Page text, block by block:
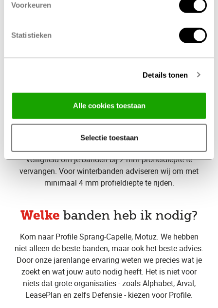
Voorkeuren
Statistieken
Details tonen
Alle cookies toestaan
Selectie toestaan
bij Profile Sprang-Capelle,
De wettelijke minimaleprofieldiepte
veiligheid om je banden bij 2 mm profieldiepte te
vervangen. Voor winterbanden adviseren wij om met
minimaal 4 mm profieldiepte te rijden.
Welke banden heb ik nodig?
Kom naar Profile Sprang-Capelle, Motuz. We hebben
niet alleen de beste banden, maar ook het beste advies.
Door onze jarenlange ervaring weten we precies wat je
zoekt en wat jouw auto nodig heeft. Het is niet voor
niets dat grote organisaties - zoals Alphabet, Arval,
LeasePlan en zelfs Defensie - kiezen voor Profile.